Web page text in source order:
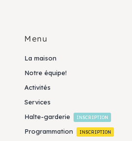
Menu
La maison
Notre équipe!
Activités
Services
Halte-garderie
INSCRIPTION
Programmation INSCRIPTION